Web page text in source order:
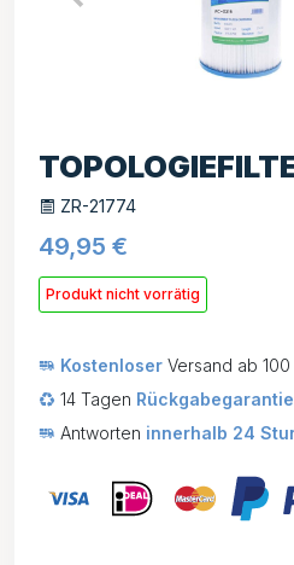
ZR-21774
49,95 €
Produkt nicht vorrätig
Kostenloser Versand ab
14 Tagen Rückgabegarantie
Antworten innerhalb 24